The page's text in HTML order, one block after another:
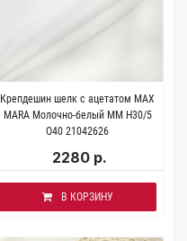
Крепдешин шелк с ацетатом MAX
MARA Молочно-белый MM H30/5
О40 21042626
2280 р.
В КОРЗИНУ